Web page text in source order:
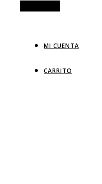
MI CUENTA
CARRITO